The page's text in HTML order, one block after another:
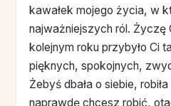
kawałek mojego życia, w
najważniejszych ról. Życzę
kolejnym roku przybyło Ci
pięknych, spokojnych,
Żebyś dbała o siebie,
naprawdę chcesz robić,